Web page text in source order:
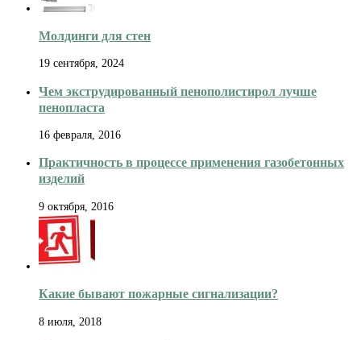
Молдинги для стен
19 сентября, 2024
Чем экструдированный пенополистирол лучше
пенопласта
16 февраля, 2016
Практичность в процессе применения газобетонных
изделий
9 октября, 2016
Какие бывают пожарные сигнализации?
8 июля, 2018